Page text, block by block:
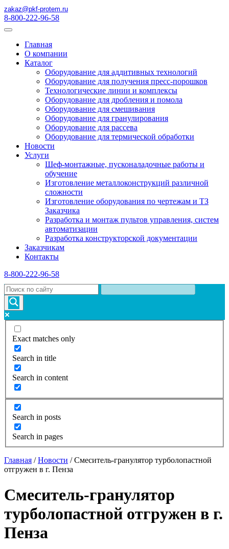
zakaz@pkf-protem.ru
8-800-222-96-58
Главная
О компании
Каталог
Оборудование для аддитивных технологий
Оборудование для получения пресс-порошков
Технологические линии и комплексы
Оборудование для дробления и помола
Оборудование для смешивания
Оборудование для гранулирования
Оборудование для рассева
Оборудование для термической обработки
Новости
Услуги
Шеф-монтажные, пусконаладочные работы и
обучение
Изготовление металлоконструкций различной
сложности
Изготовление оборудования по чертежам и ТЗ
Заказчика
Разработка и монтаж пультов управления, систем
автоматизации
Разработка конструкторской документации
Заказчикам
Контакты
8-800-222-96-58
Exact matches only
Search in title
Search in content
Search in posts
Search in pages
Главная /Новости /Смеситель-гранулятор турболопастной
отгружен в г. Пенза
Смеситель-гранулятор
турболопастной отгружен в г.
Пенза